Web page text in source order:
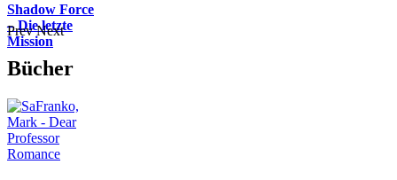
Shadow Force
– Die letzte
Mission
Prev Next
Bücher